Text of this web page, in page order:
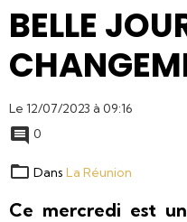
BELLE
Le 12/07/2023 à 09:16
0
Dans La Réunion
Ce mercredi est